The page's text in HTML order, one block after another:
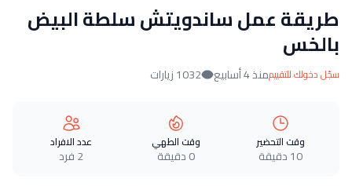
طريقة عمل ساندويتش سلطة البيض
بالخس
سجّل دخولك للتقييممنذ 4 أسابيع 1032 زيارات
وقت التحضير
10 دقيقة
وقت الطهي
0 دقيقة
عدد الافراد
2 فرد